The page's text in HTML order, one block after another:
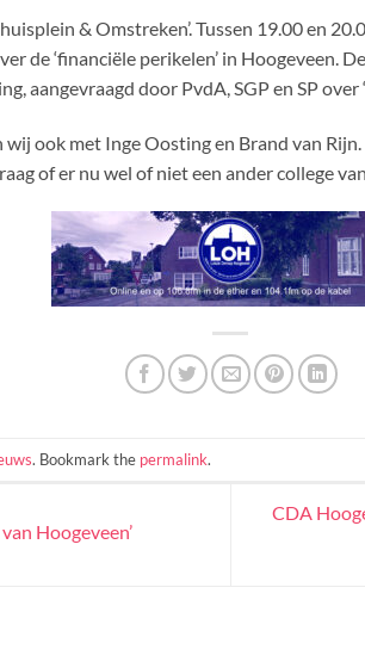
& Omstreken’. Tussen 19.00 en
de ‘financiële perikelen’ in Hoogeveen.
aangevraagd door PvdA, SGP en SP over
ook met Inge Oosting en Brand van
of er nu wel of niet een ander college
. Bookmark the permalink.
Hoogeveen’
CDA